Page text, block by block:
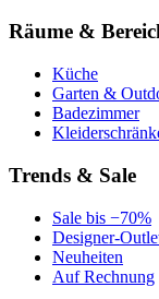
Räume &
Küche
Garten &
Badezimmer
Trends & Sale
Sale bis −70%
Designer-
Neuheiten
Auf Rechnung